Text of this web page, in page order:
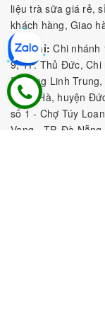
liệu trà sữa giá rẻ,
khách hàng, Giao
Địa Chỉ: Chi nhánh
9, TP. Thủ Đức,
Phường Linh
Đông Hà, huyện
số 1 - Chợ Túy
Vang - TP. Đà Nẵng